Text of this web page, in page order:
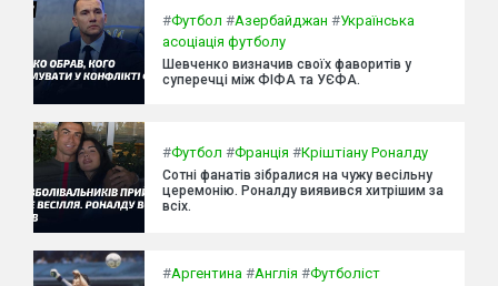
#Футбол #Азербайджан #Українська
асоціація футболу
Шевченко визначив своїх фаворитів у
суперечці між ФІФА та УЄФА.
#Футбол #Франція #Кріштіану Роналду
Сотні фанатів зібралися на чужу весільну
церемонію. Роналду виявився хитрішим за
всіх.
#Аргентина #Англія #Футболіст